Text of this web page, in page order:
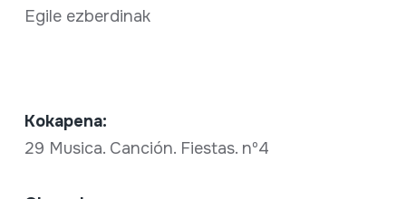
Egile ezberdinak
Kokapena:
29 Musica. Canción. Fiestas. nº4